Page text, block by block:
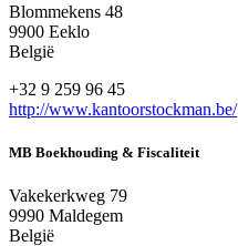
Blommekens 48
9900 Eeklo
België
+32 9 259 96 45
http://www.kantoorstockman.be/
MB Boekhouding & Fiscaliteit
Vakekerkweg 79
9990 Maldegem
België